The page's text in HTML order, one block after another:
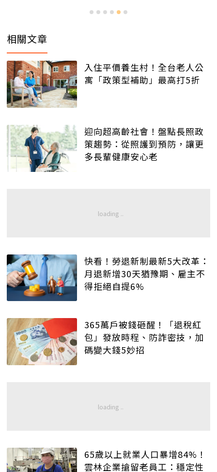
相關文章
入住平價養生村！全台老人公
寓「政策型補助」最高打5折
迎向超高齡社會！盤點長照政
策趨勢：從照護到預防，讓更
多長輩健康安心老
快看！勞退新制最新5大改革：
月退新增30天猶豫期、雇主不
得拒絕自提6%
365萬戶被錢砸醒！「退稅紅
包」發放時程、防詐密技，加
碼變大錢5妙招
65歲以上就業人口暴增84%！
雲林企業搶留老員工：穩定性